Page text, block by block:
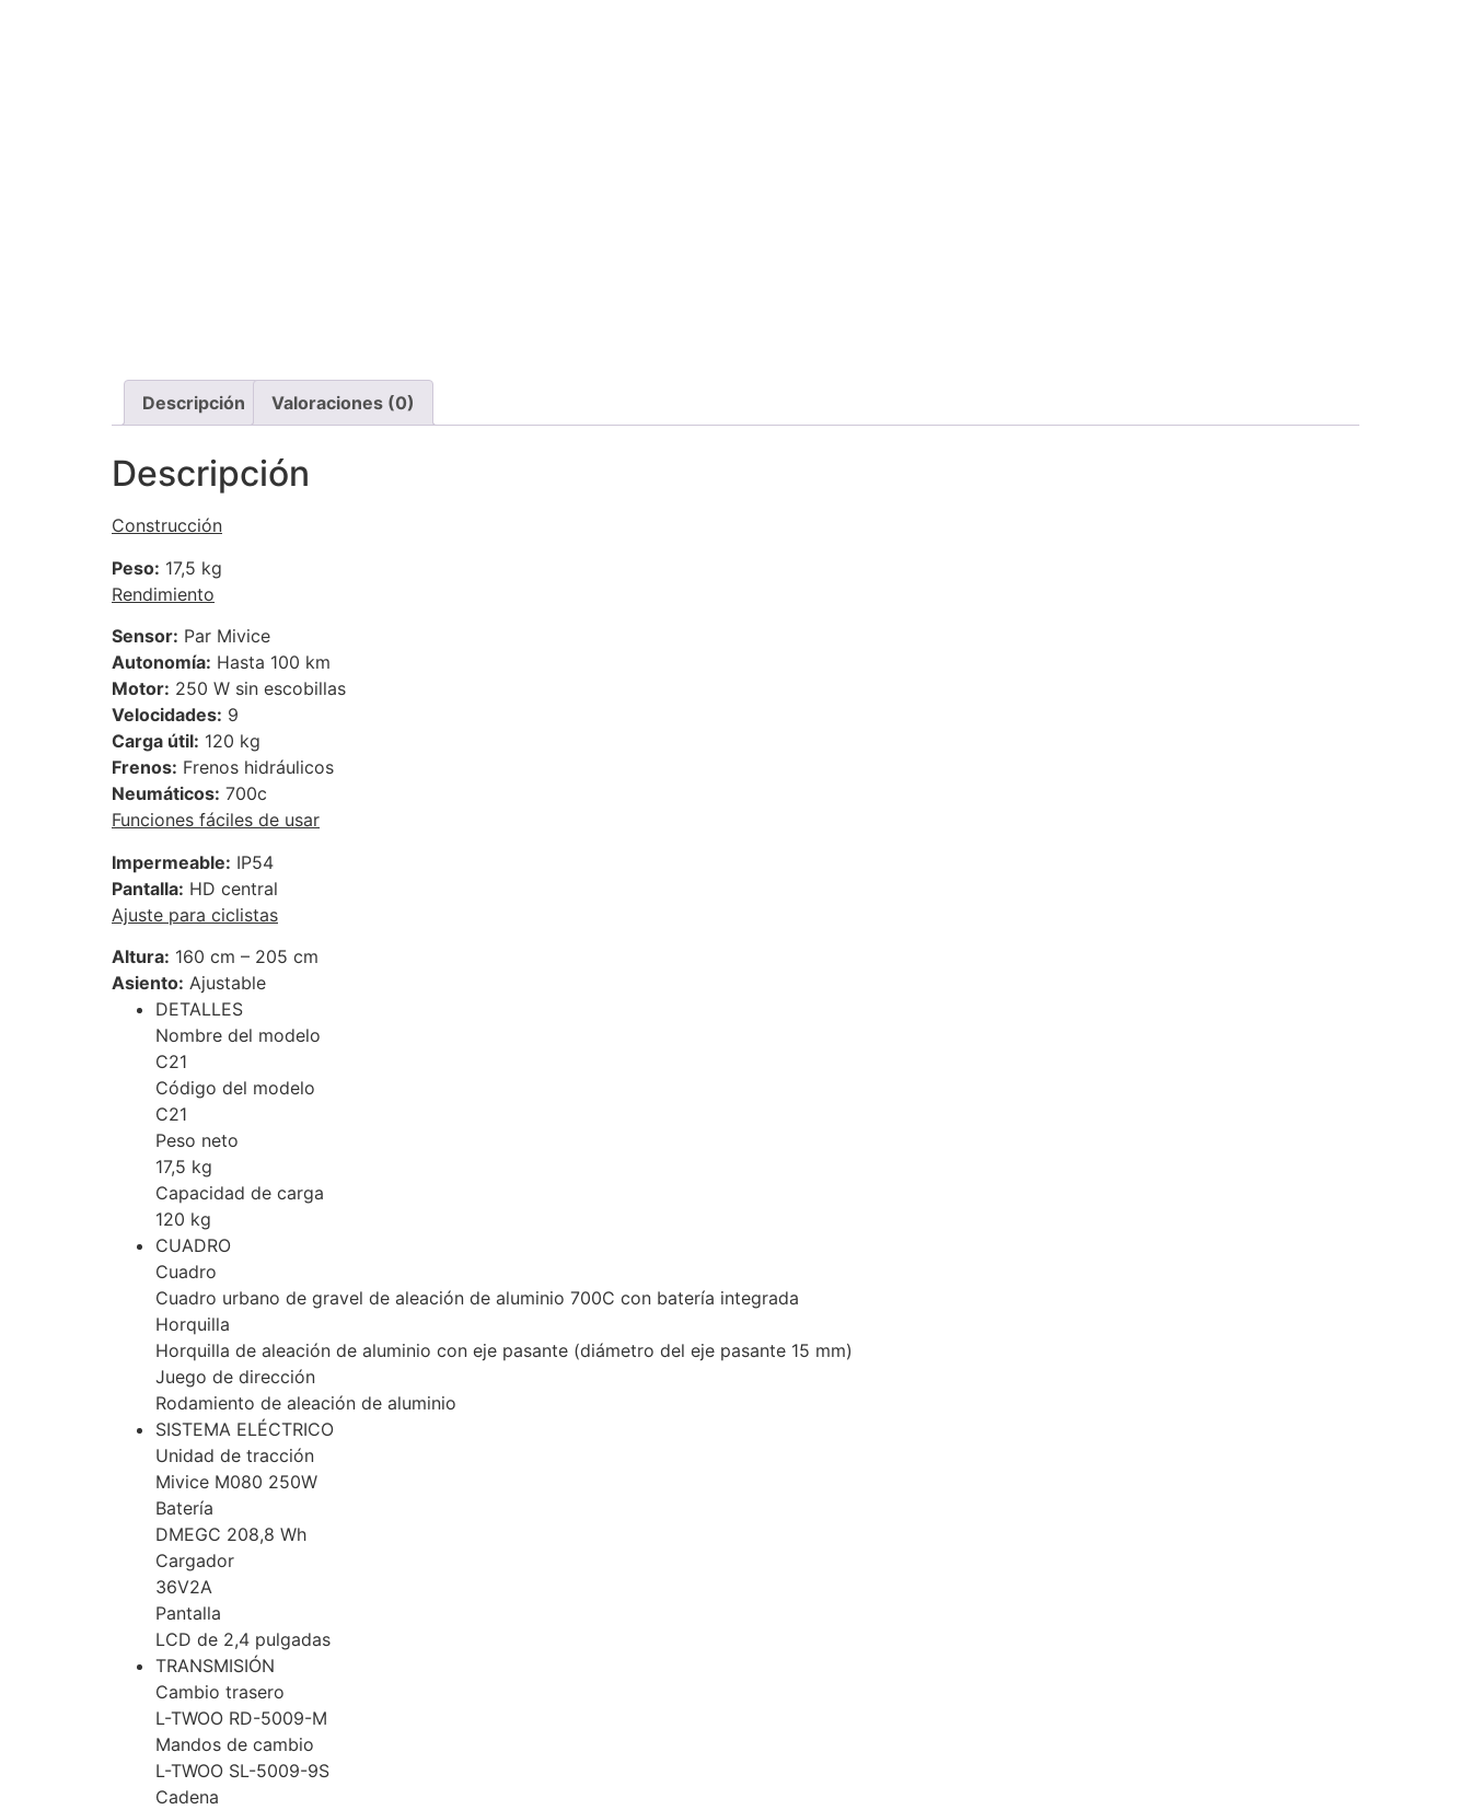
Descripción Valoraciones (0)
Descripción
Construcción
Peso: 17,5 kg
Rendimiento
Sensor: Par Mivice
Autonomía: Hasta 100 km
Motor: 250 W sin escobillas
Velocidades: 9
Carga útil: 120 kg
Frenos: Frenos hidráulicos
Neumáticos: 700c
Funciones fáciles de usar
Impermeable: IP54
Pantalla: HD central
Ajuste para ciclistas
Altura: 160 cm – 205 cm
Asiento: Ajustable
DETALLES
Nombre del modelo
C21
Código del modelo
C21
Peso neto
17,5 kg
Capacidad de carga
120 kg
CUADRO
Cuadro
Cuadro urbano de gravel de aleación de aluminio 700C con batería integrada
Horquilla
Horquilla de aleación de aluminio con eje pasante (diámetro del eje pasante 15 mm)
Juego de dirección
Rodamiento de aleación de aluminio
SISTEMA ELÉCTRICO
Unidad de tracción
Mivice M080 250W
Batería
DMEGC 208,8 Wh
Cargador
36V2A
Pantalla
LCD de 2,4 pulgadas
TRANSMISIÓN
Cambio trasero
L-TWOO RD-5009-M
Mandos de cambio
L-TWOO SL-5009-9S
Cadena